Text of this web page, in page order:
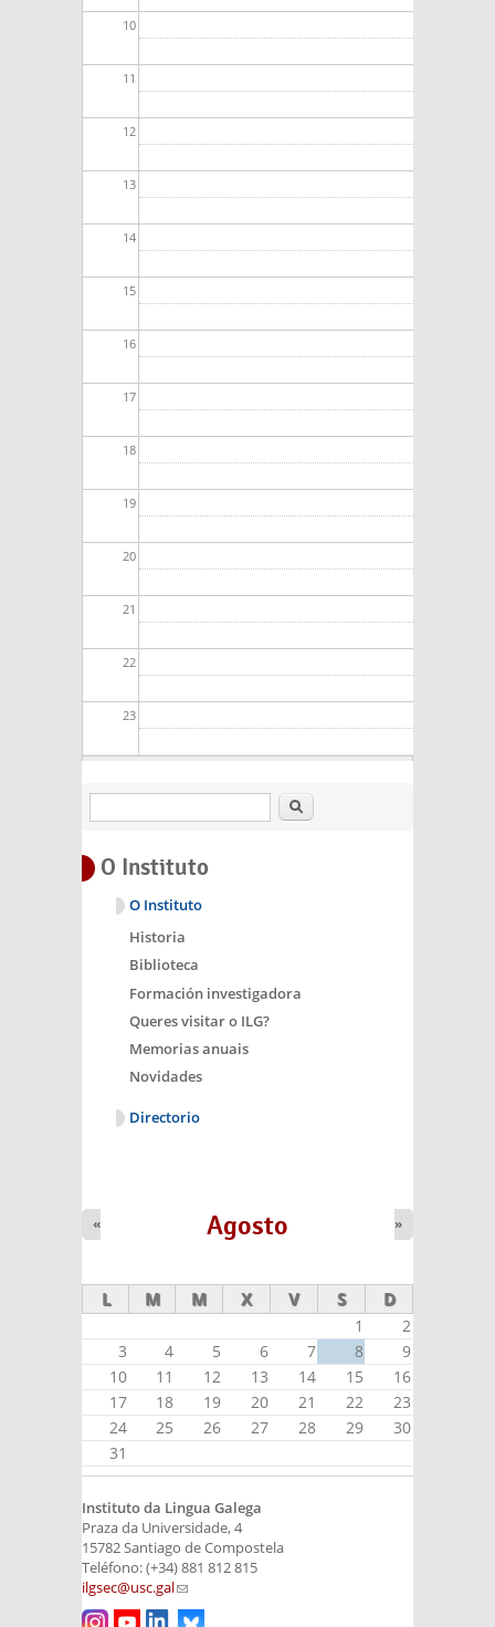
10
11
12
13
14
15
16
17
18
19
20
21
22
23
Buscar
O Instituto
O Instituto
Historia
Biblioteca
Formación investigadora
Queres visitar o ILG?
Memorias anuais
Novidades
Directorio
Agosto
« »
L M M X V S D
1
2
3
4 5 6 7 8
9
10
11 12 13 14 15
16
17
18 19 20 21 22
23
24
25 26 27 28 29
30
31
Instituto da Lingua Galega
Praza da Universidade, 4
15782 Santiago de Compostela
Teléfono: (+34) 881 812 815
ilgsec@usc.gal(link sends e-mail)